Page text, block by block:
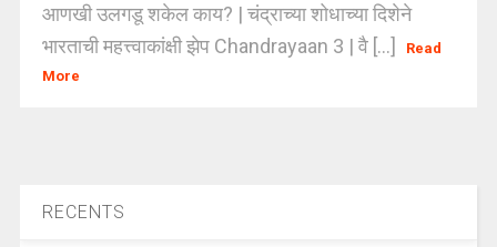
आणखी उलगडू शकेल काय? | चंद्राच्या शोधाच्या दिशेने
भारताची महत्त्वाकांक्षी झेप Chandrayaan 3 | वै [...]
Read
More
RECENTS